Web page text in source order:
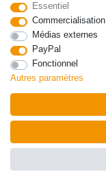
Essentiel
Commercialisation
Médias externes
PayPal
Fonctionnel
Autres paramètres
Rétracter le